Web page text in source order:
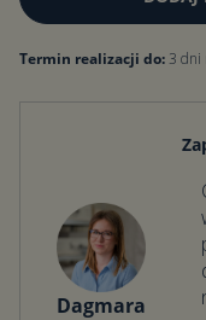
Termin realizacji do:3 dni
Dagmara